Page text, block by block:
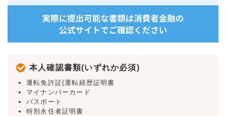
本人確認書類(いずれか必須)
運転免許証(運転経歴証明書
マイナンバーカード
パスポート
特別永住者証明書